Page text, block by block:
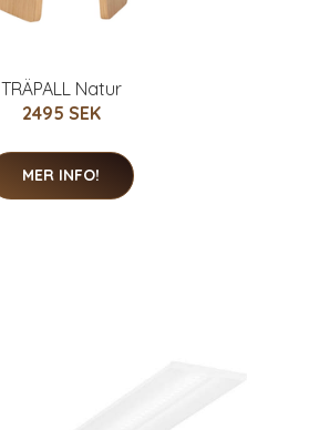
TRÄPALL Natur
2495 SEK
MER INFO!